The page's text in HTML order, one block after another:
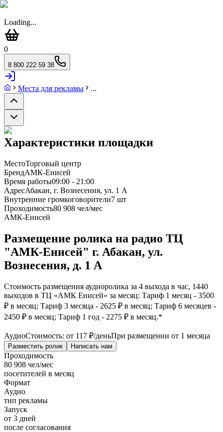
Loading...
0
8 800 222 59 38
Места для рекламы ...
Характеристики площадки
МестоТорговый центр
БрендАМК-Енисей
Время работы09:00 - 21:00
АдресАбакан, г. Вознесения, ул. 1 А
Внутренние громкоговорители7 шт
Проходимость80 908 чел/мес
АМК-Енисей
Размещение ролика на радио ТЦ
"АМК-Енисей" г. Абакан, ул.
Вознесения, д. 1 А
Стоимость размещения аудиоролика за 4 выхода в час, 1440
выходов в ТЦ «АМК Енисей» за месяц: Тариф 1 месяц - 3500
₽ в месяц; Тариф 3 месяца - 2625 ₽ в месяц; Тариф 6 месяцев -
2450 ₽ в месяц; Тариф 1 год - 2275 ₽ в месяц.*
АудиоСтоимость: от 117 ₽/деньПри размещении от 1 месяца
Разместить ролик Написать нам
Проходимость
80 908 чел/мес
посетителей в месяц
Формат
Аудио
тип рекламы
Запуск
от 3 дней
после согласования